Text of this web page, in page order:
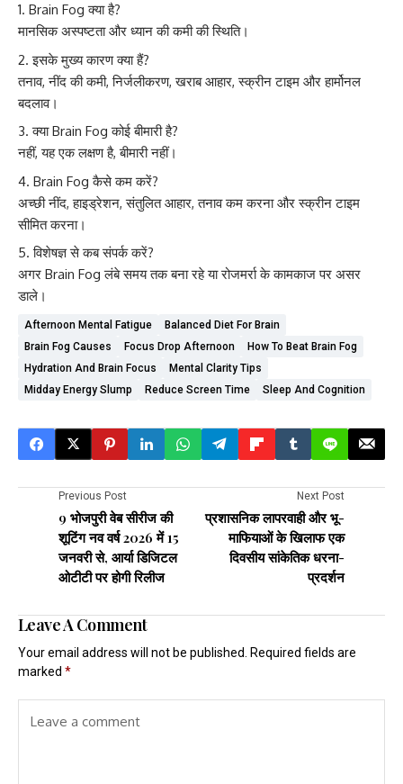
Brain Fog क्या है?
मानसिक अस्पष्टता और ध्यान की कमी की स्थिति।
इसके मुख्य कारण क्या हैं?
तनाव, नींद की कमी, निर्जलीकरण, खराब आहार, स्क्रीन टाइम और हार्मोनल
बदलाव।
क्या Brain Fog कोई बीमारी है?
नहीं, यह एक लक्षण है, बीमारी नहीं।
Brain Fog कैसे कम करें?
अच्छी नींद, हाइड्रेशन, संतुलित आहार, तनाव कम करना और स्क्रीन टाइम
सीमित करना।
विशेषज्ञ से कब संपर्क करें?
अगर Brain Fog लंबे समय तक बना रहे या रोजमर्रा के कामकाज पर असर
डाले।
Afternoon Mental Fatigue
Balanced Diet For Brain
Brain Fog Causes
Focus Drop Afternoon
How To Beat Brain Fog
Hydration And Brain Focus
Mental Clarity Tips
Midday Energy Slump
Reduce Screen Time Sleep And Cognition
Previous Post
9 भोजपुरी वेब सीरीज की
शूटिंग नव वर्ष 2026 में 15
जनवरी से, आर्या डिजिटल
ओटीटी पर होगी रिलीज
Next Post
प्रशासनिक लापरवाही और भू-
माफियाओं के खिलाफ एक
दिवसीय सांकेतिक धरना-
प्रदर्शन
Leave A Comment
Your email address will not be published. Required fields are
marked *